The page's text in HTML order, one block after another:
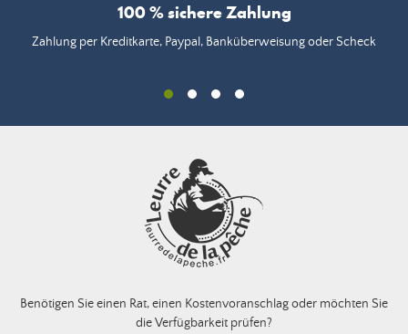
100 % sichere Zahlung
Zahlung per Kreditkarte, Paypal, Banküberweisung oder Scheck
Benötigen Sie einen Rat, einen Kostenvoranschlag oder möchten Sie
die Verfügbarkeit prüfen?